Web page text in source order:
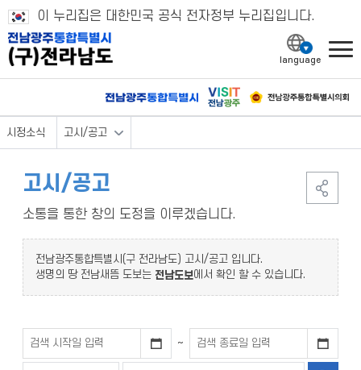
이 누리집은 대한민국 공식 전자정부 누리집입니다.
시정소식 고시/공고
고시/공고
소통을 통한 창의 도정을 이루겠습니다.
전남광주통합특별시(구 전라남도) 고시/공고 입니다.
생명의 땅 전남새뜸 도보는 전남도보에서 확인 할 수 있습니다.
~